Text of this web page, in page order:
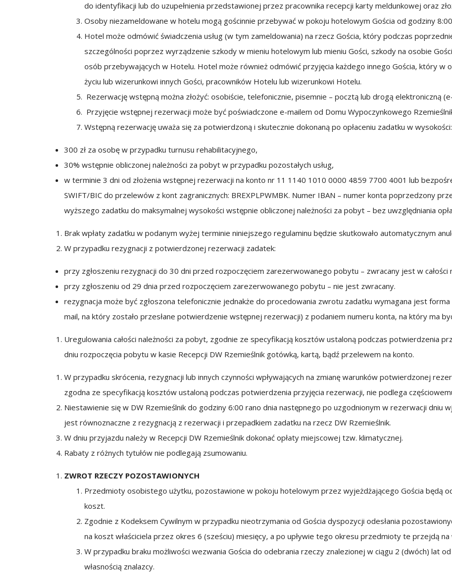
do identyfikacji lub do uzupełnienia przedstawionej przez pracownika recepcji karty meldunkowej oraz
Osoby niezameldowane w hotelu mogą gościnnie przebywać w pokoju hotelowym Gościa od godziny
Hotel może odmówić świadczenia usług (w tym zameldowania) na rzecz Gościa, który podczas
szczególności poprzez wyrządzenie szkody w mieniu hotelowym lub mieniu Gości, szkody na osobie
osób przebywających w Hotelu. Hotel może również odmówić przyjęcia każdego innego Gościa, który w
życiu lub wizerunkowi innych Gości, pracowników Hotelu lub wizerunkowi Hotelu.
Rezerwację wstępną można złożyć: osobiście, telefonicznie, pisemnie – pocztą lub drogą elektroniczną
Przyjęcie wstępnej rezerwacji może być poświadczone e-mailem od Domu Wypoczynkowego
Wstępną rezerwację uważa się za potwierdzoną i skutecznie dokonaną po opłaceniu zadatku w wysokości:
300 zł za osobę w przypadku turnusu rehabilitacyjnego,
30% wstępnie obliczonej należności za pobyt w przypadku pozostałych usług,
w terminie 3 dni od złożenia wstępnej rezerwacji na konto nr 11 1140 1010 0000 4859 7700 4001 lub
SWIFT/BIC do przelewów z kont zagranicznych: BREXPLPWMBK. Numer IBAN – numer konta poprzedzony
wyższego zadatku do maksymalnej wysokości wstępnie obliczonej należności za pobyt – bez uwzględniania
Brak wpłaty zadatku w podanym wyżej terminie niniejszego regulaminu będzie skutkowało automatycznym
W przypadku rezygnacji z potwierdzonej rezerwacji zadatek:
przy zgłoszeniu rezygnacji do 30 dni przed rozpoczęciem zarezerwowanego pobytu – zwracany jest w całości
przy zgłoszeniu od 29 dnia przed rozpoczęciem zarezerwowanego pobytu – nie jest zwracany.
rezygnacja może być zgłoszona telefonicznie jednakże do procedowania zwrotu zadatku wymagana jest
mail, na który zostało przesłane potwierdzenie wstępnej rezerwacji) z podaniem numeru konta, na który ma
Uregulowania całości należności za pobyt, zgodnie ze specyfikacją kosztów ustaloną podczas potwierdzenia
dniu rozpoczęcia pobytu w kasie Recepcji DW Rzemieślnik gotówką, kartą, bądź przelewem na konto.
W przypadku skrócenia, rezygnacji lub innych czynności wpływających na zmianę warunków potwierdzonej
zgodna ze specyfikacją kosztów ustaloną podczas potwierdzenia przyjęcia rezerwacji, nie podlega
Niestawienie się w DW Rzemieślnik do godziny 6:00 rano dnia następnego po uzgodnionym w rezerwacji dniu
jest równoznaczne z rezygnacją z rezerwacji i przepadkiem zadatku na rzecz DW Rzemieślnik.
W dniu przyjazdu należy w Recepcji DW Rzemieślnik dokonać opłaty miejscowej tzw. klimatycznej.
Rabaty z różnych tytułów nie podlegają zsumowaniu.
ZWROT RZECZY POZOSTAWIONYCH
Przedmioty osobistego użytku, pozostawione w pokoju hotelowym przez wyjeżdżającego Gościa będą
koszt.
Zgodnie z Kodeksem Cywilnym w przypadku nieotrzymania od Gościa dyspozycji odesłania
na koszt właściciela przez okres 6 (sześciu) miesięcy, a po upływie tego okresu przedmioty te przejdą na
W przypadku braku możliwości wezwania Gościa do odebrania rzeczy znalezionej w ciągu 2 (dwóch) lat
własnością znalazcy.